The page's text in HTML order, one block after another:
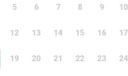
5 6 7 8 9 10
12 13 14 15 16 17
19 20 21 22 23 24